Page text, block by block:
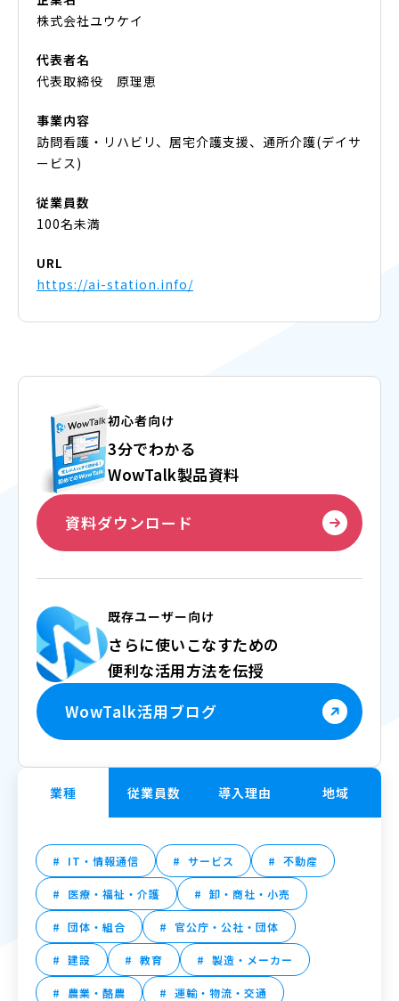
株式会社ユウケイ
代表者名
代表取締役 原理恵
事業内容
訪問看護・リハビリ、居宅介護支援、通所介護(デイサ
ービス)
従業員数
100名未満
URL
https://ai-station.info/
初心者向け
3分でわかる
WowTalk製品資料
資料ダウンロード
既存ユーザー向け
さらに使いこなすための
便利な活用方法を伝授
WowTalk活用ブログ
業種
IT・情報通信 サービス 不動産
医療・福祉・介護 卸・商社・小売
団体・組合 官公庁・公社・団体
建設 教育 製造・メーカー
農業・酪農 運輸・物流・交通
従業員数 導入理由 地域